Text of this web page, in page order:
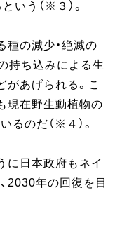
いう（※３）。
種の減少・絶滅の
持ち込みによる生
があげられる。こ
現在野生動植物の
のだ（※４）。
に日本政府もネイ
2030年の回復を目